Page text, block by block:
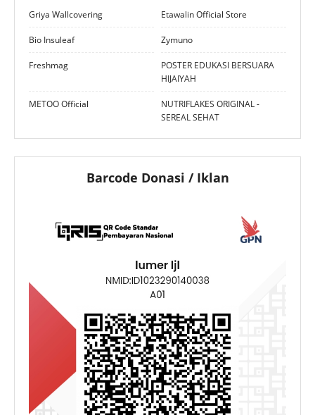
Griya Wallcovering Etawalin Official Store
Bio Insuleaf Zymuno
Freshmag
POSTER EDUKASI BERSUARA
HIJAIYAH
METOO Official
NUTRIFLAKES ORIGINAL -
SEREAL SEHAT
Barcode Donasi / Iklan